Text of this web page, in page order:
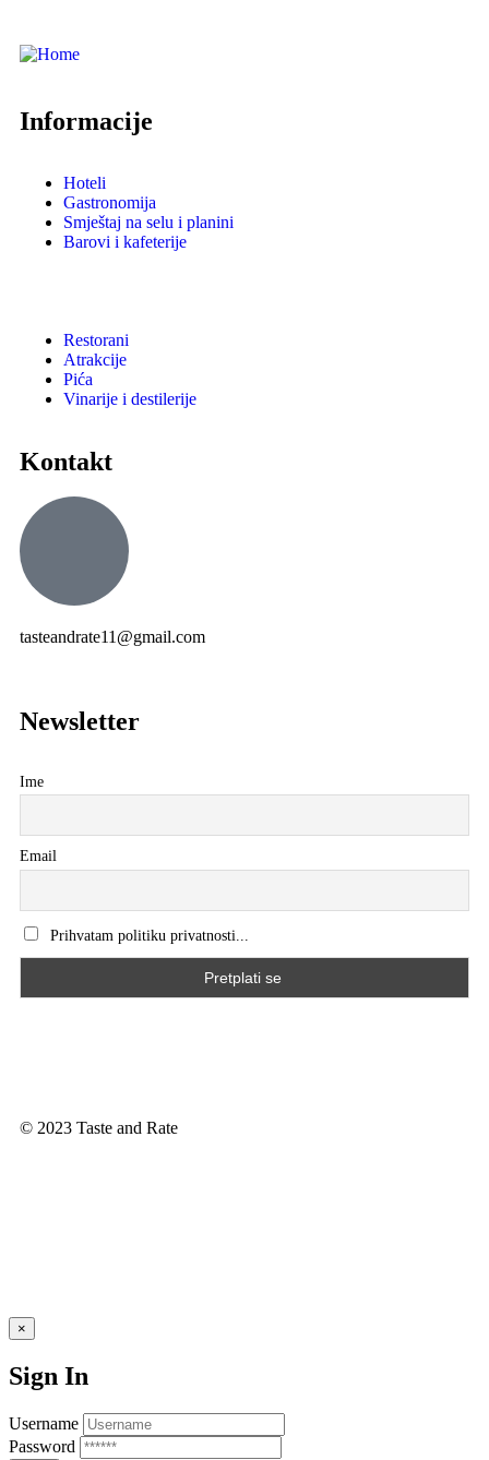
Informacije
Hoteli
Gastronomija
Smještaj na selu i planini
Barovi i kafeterije
Restorani
Atrakcije
Pića
Vinarije i destilerije
Kontakt
tasteandrate11@gmail.com
Newsletter
Ime
Email
Prihvatam politiku privatnosti...
© 2023 Taste and Rate
×
Sign In
Username
Password